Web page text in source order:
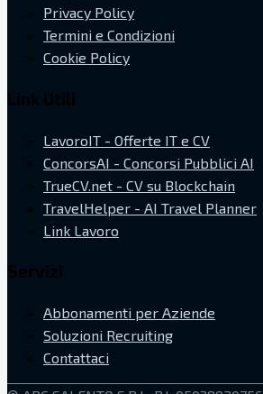
Privacy Policy
Termini e Condizioni
Cookie Policy
LavoroIT - Offerte IT e CV
ConcorsAI - Concorsi Pubblici AI
TrueCV.net - CV su Blockchain
TravelHelper - AI Travel Planner
Link Lavoro
Abbonamenti per Aziende
Soluzioni Recruiting
Contattaci